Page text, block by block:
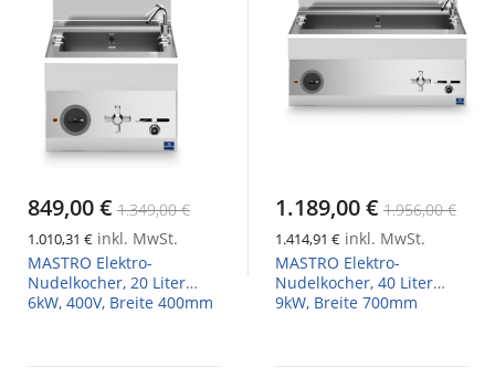
849,00 € 1.349,00 €
1.010,31 € inkl. MwSt.
MASTRO Elektro-
Nudelkocher, 20 Liter
6kW, 400V, Breite 400mm
1.189,00 € 1.956,00 €
1.414,91 € inkl. MwSt.
MASTRO Elektro-
Nudelkocher, 40 Liter
9kW, Breite 700mm